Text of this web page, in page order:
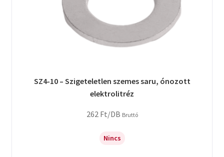
SZ4-10 – Szigeteletlen szemes saru, ónozott
elektrolitréz
262 Ft/DB Bruttó
Nincs